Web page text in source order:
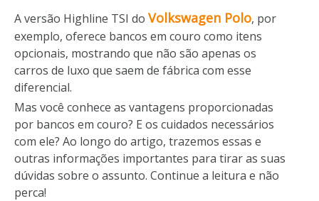
A versão Highline TSI do Volkswagen Polo, por
exemplo, oferece bancos em couro como itens
opcionais, mostrando que não são apenas os
carros de luxo que saem de fábrica com esse
diferencial.
Mas você conhece as vantagens proporcionadas
por bancos em couro? E os cuidados necessários
com ele? Ao longo do artigo, trazemos essas e
outras informações importantes para tirar as suas
dúvidas sobre o assunto. Continue a leitura e não
perca!